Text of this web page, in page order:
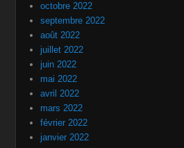
octobre 2022
septembre 2022
août 2022
juillet 2022
juin 2022
mai 2022
avril 2022
mars 2022
février 2022
janvier 2022